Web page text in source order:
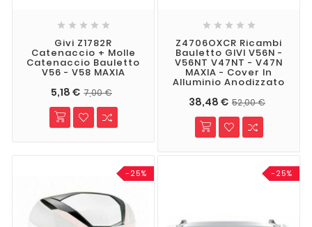
    
Givi Z1782R
Catenaccio + Molle
Catenaccio Bauletto
V56 - V58 MAXIA
5,18 € 7,00 €
    
Z4706OXCR Ricambi
Bauletto GIVI V56N -
V56NT V47NT - V47N
MAXIA - Cover In
Alluminio Anodizzato
38,48 € 52,00 €
-25% -25%